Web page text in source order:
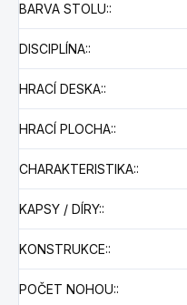
BARVA STOLU::
DISCIPLÍNA::
HRACÍ DESKA::
HRACÍ PLOCHA::
CHARAKTERISTIKA::
KAPSY / DÍRY::
KONSTRUKCE::
POČET NOHOU::